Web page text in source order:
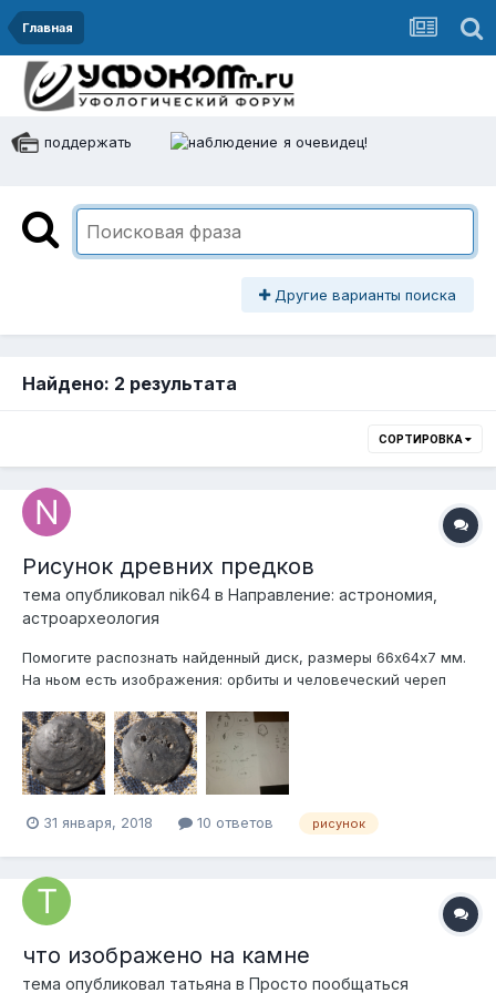
Главная
поддержать я очевидец!
Другие варианты поиска
Найдено: 2 результата
СОРТИРОВКА
Рисунок древних предков
тема опубликовал nik64 в Направление: астрономия,
астроархеология
Помогите распознать найденный диск, размеры 66х64х7 мм.
На ньом есть изображения: орбиты и человеческий череп
31 января, 2018 10 ответов рисунок
что изображено на камне
тема опубликовал татьяна в Просто пообщаться